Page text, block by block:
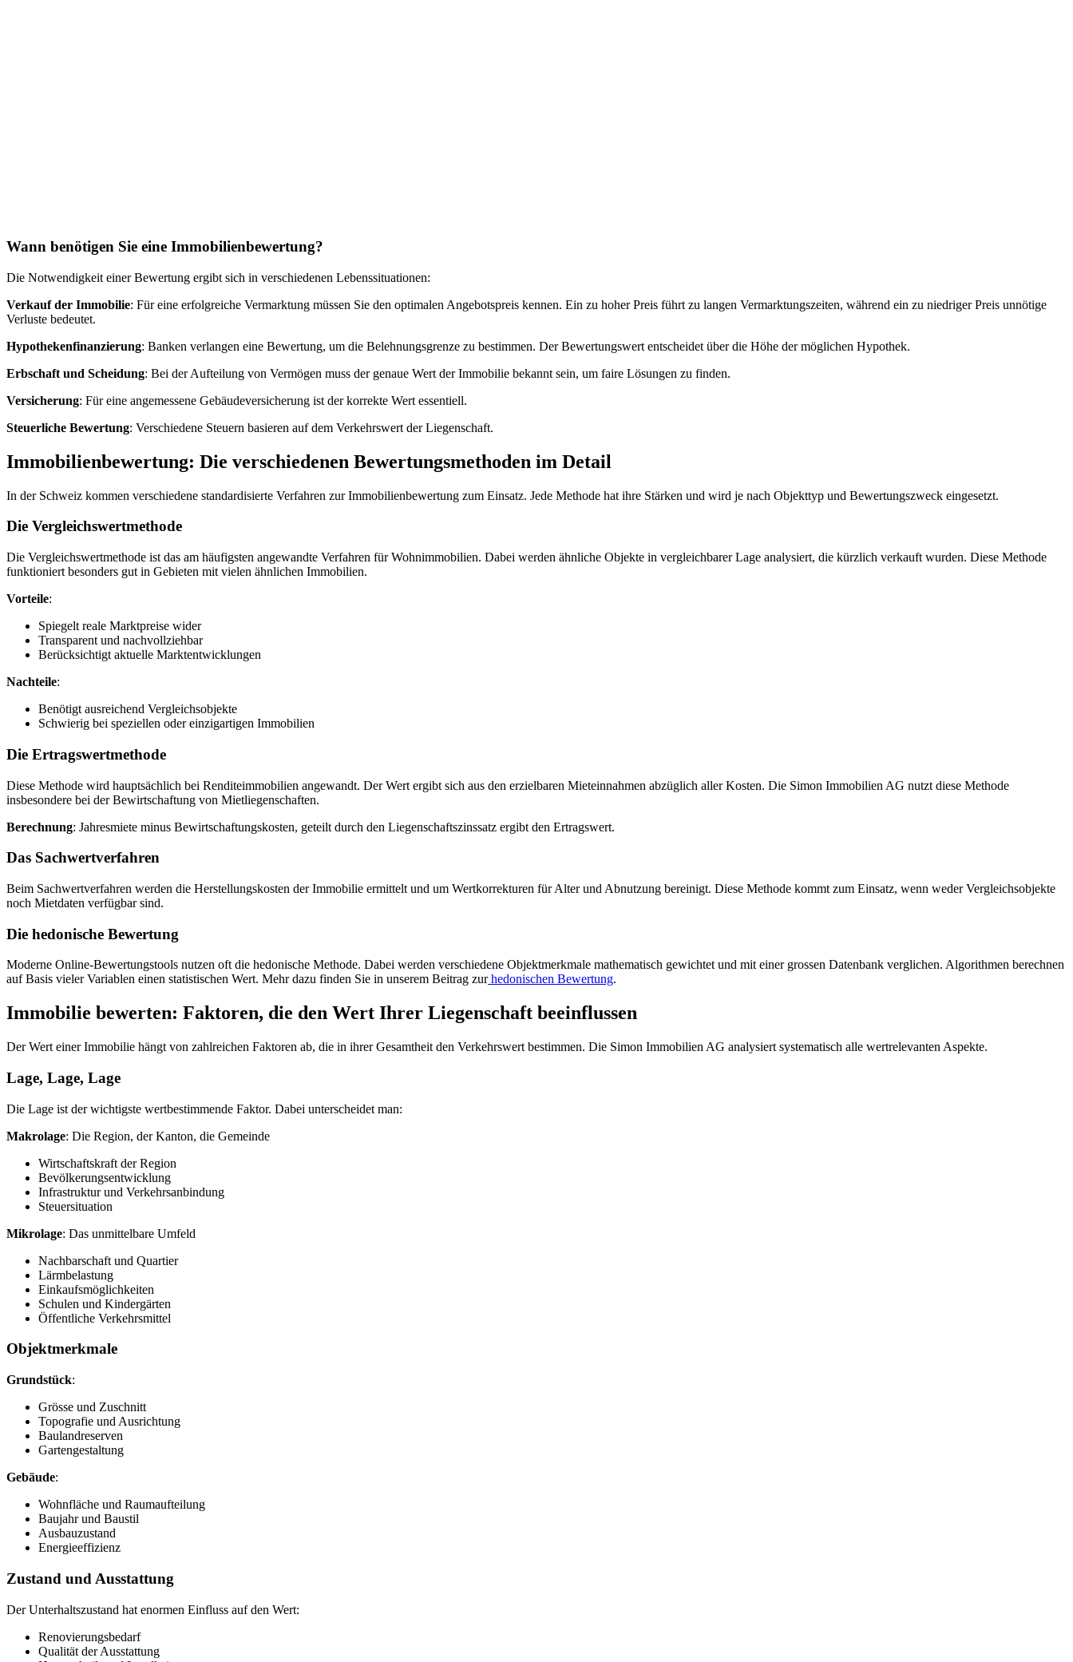
Wann benötigen Sie eine Immobilienbewertung?
Die Notwendigkeit einer Bewertung ergibt sich in verschiedenen Lebenssituationen:
Verkauf der Immobilie: Für eine erfolgreiche Vermarktung müssen Sie den optimalen Angebotspreis kennen. Ein zu hoher Preis führt zu langen Vermarktungszeiten, während ein zu niedriger Preis unnötige
Verluste bedeutet.
Hypothekenfinanzierung: Banken verlangen eine Bewertung, um die Belehnungsgrenze zu bestimmen. Der Bewertungswert entscheidet über die Höhe der möglichen Hypothek.
Erbschaft und Scheidung: Bei der Aufteilung von Vermögen muss der genaue Wert der Immobilie bekannt sein, um faire Lösungen zu finden.
Versicherung: Für eine angemessene Gebäudeversicherung ist der korrekte Wert essentiell.
Steuerliche Bewertung: Verschiedene Steuern basieren auf dem Verkehrswert der Liegenschaft.
Immobilienbewertung: Die verschiedenen Bewertungsmethoden im Detail
In der Schweiz kommen verschiedene standardisierte Verfahren zur Immobilienbewertung zum Einsatz. Jede Methode hat ihre Stärken und wird je nach Objekttyp und Bewertungszweck eingesetzt.
Die Vergleichswertmethode
Die Vergleichswertmethode ist das am häufigsten angewandte Verfahren für Wohnimmobilien. Dabei werden ähnliche Objekte in vergleichbarer Lage analysiert, die kürzlich verkauft wurden. Diese Methode
funktioniert besonders gut in Gebieten mit vielen ähnlichen Immobilien.
Vorteile:
Spiegelt reale Marktpreise wider
Transparent und nachvollziehbar
Berücksichtigt aktuelle Marktentwicklungen
Nachteile:
Benötigt ausreichend Vergleichsobjekte
Schwierig bei speziellen oder einzigartigen Immobilien
Die Ertragswertmethode
Diese Methode wird hauptsächlich bei Renditeimmobilien angewandt. Der Wert ergibt sich aus den erzielbaren Mieteinnahmen abzüglich aller Kosten. Die Simon Immobilien AG nutzt diese Methode
insbesondere bei der Bewirtschaftung von Mietliegenschaften.
Berechnung: Jahresmiete minus Bewirtschaftungskosten, geteilt durch den Liegenschaftszinssatz ergibt den Ertragswert.
Das Sachwertverfahren
Beim Sachwertverfahren werden die Herstellungskosten der Immobilie ermittelt und um Wertkorrekturen für Alter und Abnutzung bereinigt. Diese Methode kommt zum Einsatz, wenn weder Vergleichsobjekte
noch Mietdaten verfügbar sind.
Die hedonische Bewertung
Moderne Online-Bewertungstools nutzen oft die hedonische Methode. Dabei werden verschiedene Objektmerkmale mathematisch gewichtet und mit einer grossen Datenbank verglichen. Algorithmen berechnen
auf Basis vieler Variablen einen statistischen Wert. Mehr dazu finden Sie in unserem Beitrag zurhedonischen Bewertung.
Immobilie bewerten: Faktoren, die den Wert Ihrer Liegenschaft beeinflussen
Der Wert einer Immobilie hängt von zahlreichen Faktoren ab, die in ihrer Gesamtheit den Verkehrswert bestimmen. Die Simon Immobilien AG analysiert systematisch alle wertrelevanten Aspekte.
Lage, Lage, Lage
Die Lage ist der wichtigste wertbestimmende Faktor. Dabei unterscheidet man:
Makrolage: Die Region, der Kanton, die Gemeinde
Wirtschaftskraft der Region
Bevölkerungsentwicklung
Infrastruktur und Verkehrsanbindung
Steuersituation
Mikrolage: Das unmittelbare Umfeld
Nachbarschaft und Quartier
Lärmbelastung
Einkaufsmöglichkeiten
Schulen und Kindergärten
Öffentliche Verkehrsmittel
Objektmerkmale
Grundstück:
Grösse und Zuschnitt
Topografie und Ausrichtung
Baulandreserven
Gartengestaltung
Gebäude:
Wohnfläche und Raumaufteilung
Baujahr und Baustil
Ausbauzustand
Energieeffizienz
Zustand und Ausstattung
Der Unterhaltszustand hat enormen Einfluss auf den Wert:
Renovierungsbedarf
Qualität der Ausstattung